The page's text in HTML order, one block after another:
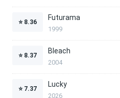
⭐ 8.36
Futurama
1999
⭐ 8.37
Bleach
2004
⭐ 7.37
Lucky
2026